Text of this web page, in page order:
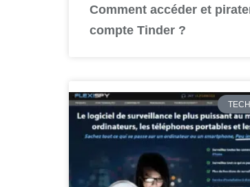
Comment accéder et
compte Tinder ?